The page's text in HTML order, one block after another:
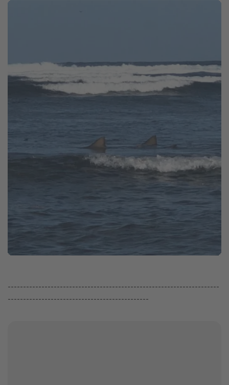
---------------------------------------------------------------------
----------------------------------------------